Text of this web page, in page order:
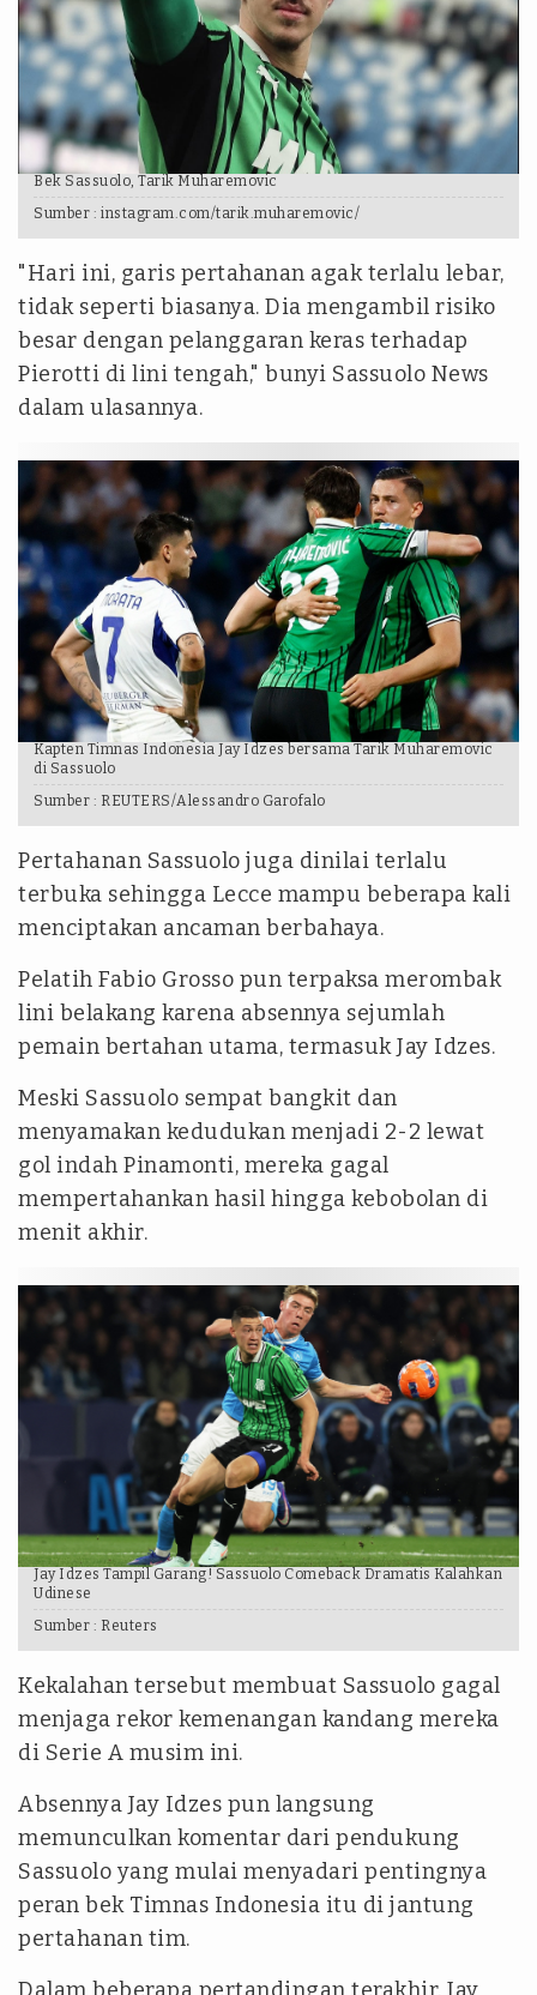
Bek Sassuolo, Tarik Muharemovic
Sumber : instagram.com/tarik.muharemovic/
"Hari ini, garis pertahanan agak terlalu lebar,
tidak seperti biasanya. Dia mengambil risiko
besar dengan pelanggaran keras terhadap
Pierotti di lini tengah," bunyi Sassuolo News
dalam ulasannya.
Kapten Timnas Indonesia Jay Idzes bersama Tarik Muharemovic
di Sassuolo
Sumber : REUTERS/Alessandro Garofalo
Pertahanan Sassuolo juga dinilai terlalu
terbuka sehingga Lecce mampu beberapa kali
menciptakan ancaman berbahaya.
Pelatih Fabio Grosso pun terpaksa merombak
lini belakang karena absennya sejumlah
pemain bertahan utama, termasuk Jay Idzes.
Meski Sassuolo sempat bangkit dan
menyamakan kedudukan menjadi 2-2 lewat
gol indah Pinamonti, mereka gagal
mempertahankan hasil hingga kebobolan di
menit akhir.
Jay Idzes Tampil Garang! Sassuolo Comeback Dramatis Kalahkan
Udinese
Sumber : Reuters
Kekalahan tersebut membuat Sassuolo gagal
menjaga rekor kemenangan kandang mereka
di Serie A musim ini.
Absennya Jay Idzes pun langsung
memunculkan komentar dari pendukung
Sassuolo yang mulai menyadari pentingnya
peran bek Timnas Indonesia itu di jantung
pertahanan tim.